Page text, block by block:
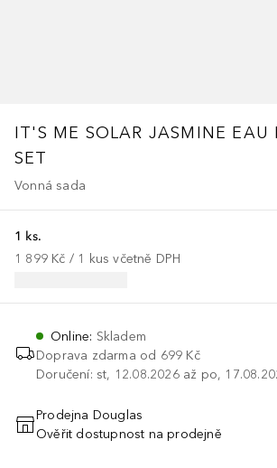
IT'S ME SOLAR JASMINE EAU
SET
Vonná sada
1 ks.
1 899 Kč / 1 kus včetně DPH
Online: Skladem
Doprava zdarma od 699 Kč
Doručení: st, 12.08.2026 až po,
PŘIDAT DO KOŠÍKU
Prodejna Douglas
Ověřit dostupnost na prodejně